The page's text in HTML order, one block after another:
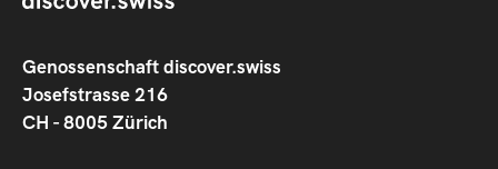
Genossenschaft discover.swiss
Josefstrasse 216
CH - 8005 Zürich